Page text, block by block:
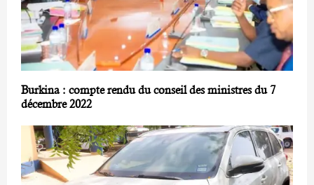
Burkina : compte rendu du conseil des ministres du 7
décembre 2022